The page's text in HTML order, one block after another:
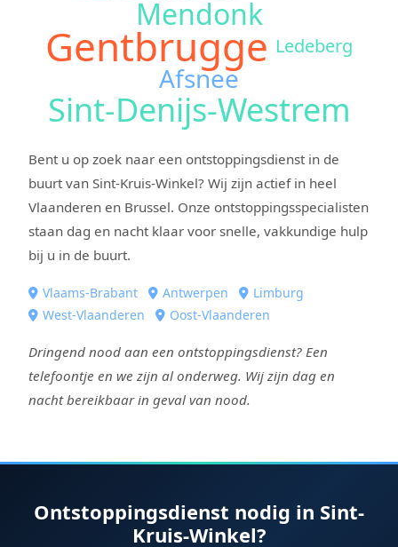
Mendonk
Gentbrugge Ledeberg
Afsnee
Sint-Denijs-Westrem
Bent u op zoek naar een ontstoppingsdienst in de
buurt van Sint-Kruis-Winkel? Wij zijn actief in heel
Vlaanderen en Brussel. Onze ontstoppingsspecialisten
staan dag en nacht klaar voor snelle, vakkundige hulp
bij u in de buurt.
Vlaams-Brabant Antwerpen
Limburg
West-Vlaanderen
Oost-Vlaanderen
Dringend nood aan een ontstoppingsdienst? Een
telefoontje en we zijn al onderweg. Wij zijn dag en
nacht bereikbaar in geval van nood.
Ontstoppingsdienst nodig in Sint-
Kruis-Winkel?